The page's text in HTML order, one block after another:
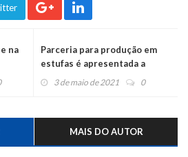
na
Parceria para produção em
estufas é apresentada a
produtores harmonienses
3 de maio de 2021 0
MAIS DO AUTOR